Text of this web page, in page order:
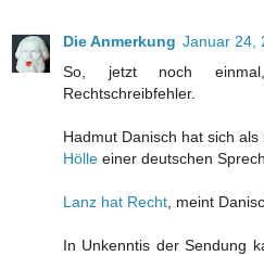
Die Anmerkung Januar 24,
So, jetzt noch
Rechtschreibfehler.
Hadmut Danisch hat sich
Hölle einer deutschen
Lanz hat Recht , meint
In Unkenntis der Sendung